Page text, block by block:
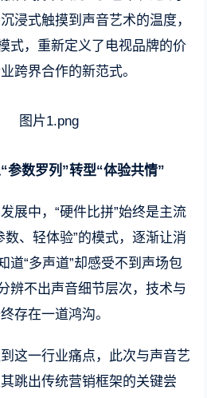
浸式触摸到声音艺术的温度，
式，重新定义了电视品牌的价
跨界合作的新范式。
参数罗列”转型“体验共情”
展中，“硬件比拼”始终是主流
数、轻体验”的模式，逐渐让消
道“多声道”却感受不到声场包
辨不出声音细节层次，技术与
存在一道鸿沟。
这一行业痛点，此次与声音艺
跳出传统营销框架的关键尝